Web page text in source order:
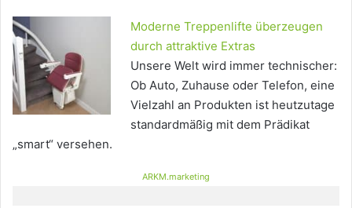
Moderne Treppenlifte überzeugen
durch attraktive Extras
Unsere Welt wird immer technischer:
Ob Auto, Zuhause oder Telefon, eine
Vielzahl an Produkten ist heutzutage
standardmäßig mit dem Prädikat
„smart“ versehen.
ARKM.marketing